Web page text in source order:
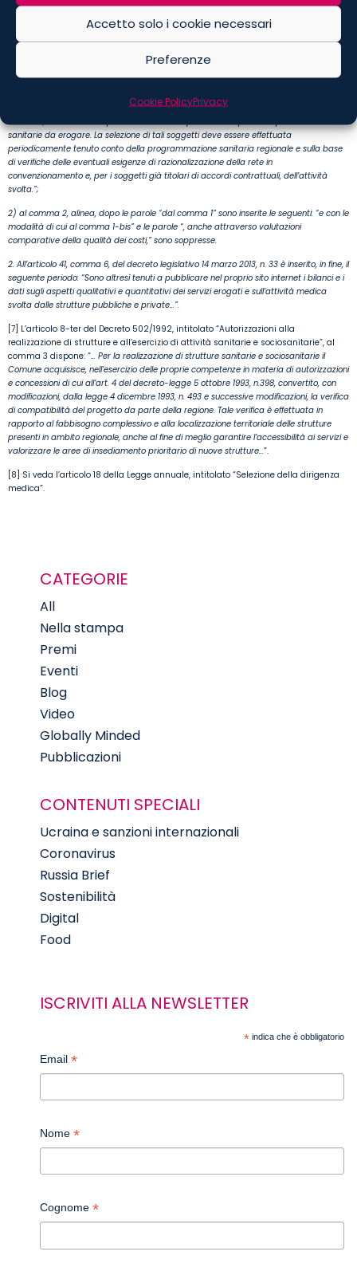
Accetto solo i cookie necessari
Preferenze
Cookie PolicyPrivacy
delle prestazioni sanitarie.”;
1) dopo il comma 1, è inserito il seguente:
“1-bis. I soggetti privati di cui al comma 1 sono individuati, ai fini della stipula degli
previa pubblicazione da parte delle regioni di un avviso contenente criteri oggettivi di
sanitarie da erogare. La selezione di tali soggetti deve essere effettuata
periodicamente tenuto conto della programmazione sanitaria regionale e sulla base
di verifiche delle eventuali esigenze di razionalizzazione della rete in
convenzionamento e, per i soggetti già titolari di accordi contrattuali, dell’attività
svolta.”;
2) al comma 2, alinea, dopo le parole “dal comma 1” sono inserite le seguenti: “e con le
modalità di cui al comma 1-bis” e le parole “, anche attraverso valutazioni
comparative della qualità dei costi,” sono soppresse.
2. All’articolo 41, comma 6, del decreto legislativo 14 marzo 2013, n. 33 è inserito, in fine, il
seguente periodo: “Sono altresì tenuti a pubblicare nel proprio sito internet i bilanci e i
dati sugli aspetti qualitativi e quantitativi dei servizi erogati e sull’attività medica
svolta dalle strutture pubbliche e private…”.
[7] L’articolo 8-ter del Decreto 502/1992, intitolato “Autorizzazioni alla
realizzazione di strutture e all’esercizio di attività sanitarie e sociosanitarie”, al
comma 3 dispone: “… Per la realizzazione di strutture sanitarie e sociosanitarie il
Comune acquisisce, nell’esercizio delle proprie competenze in materia di autorizzazioni
e concessioni di cui all’art. 4 del decreto-legge 5 ottobre 1993, n.398, convertito, con
modificazioni, dalla legge 4 dicembre 1993, n. 493 e successive modificazioni, la verifica
di compatibilità del progetto da parte della regione. Tale verifica è effettuata in
rapporto al fabbisogno complessivo e alla localizzazione territoriale delle strutture
presenti in ambito regionale, anche al fine di meglio garantire l’accessibilità ai servizi e
valorizzare le aree di insediamento prioritario di nuove strutture…”.
[8] Si veda l’articolo 18 della Legge annuale, intitolato “Selezione della dirigenza
medica”.
CATEGORIE
All
Nella stampa
Premi
Eventi
Blog
Video
Globally Minded
Pubblicazioni
CONTENUTI SPECIALI
Ucraina e sanzioni internazionali
Coronavirus
Russia Brief
Sostenibilità
Digital
Food
ISCRIVITI ALLA NEWSLETTER
* indica che è obbligatorio
Email *
Nome *
Cognome *